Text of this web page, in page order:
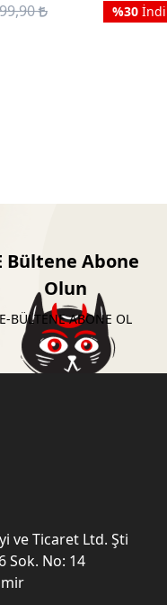
%30
Bültene Abone
Olun
E-BÜLTENE ABONE OL
ve Ticaret Ltd. Şti
Sok. No: 14